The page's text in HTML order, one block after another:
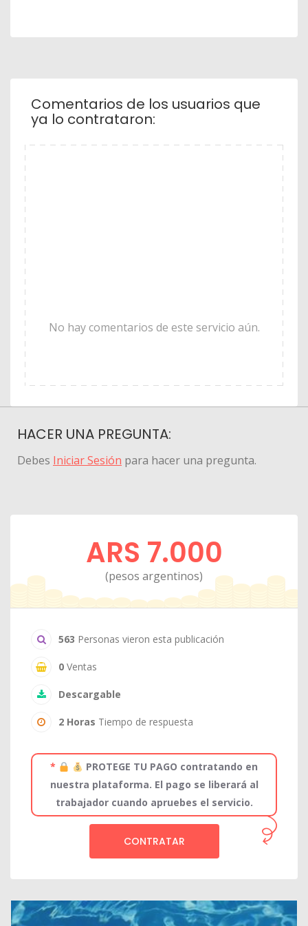
Comentarios de los usuarios que
ya lo contrataron:
No hay comentarios de este servicio aún.
HACER UNA PREGUNTA:
Debes Iniciar Sesión para hacer una pregunta.
ARS 7.000
(pesos argentinos)
563 Personas vieron esta publicación
0 Ventas
Descargable
2 Horas Tiempo de respuesta
*
PROTEGE TU PAGO contratando en
nuestra plataforma. El pago se liberará al
trabajador cuando apruebes el servicio.
CONTRATAR